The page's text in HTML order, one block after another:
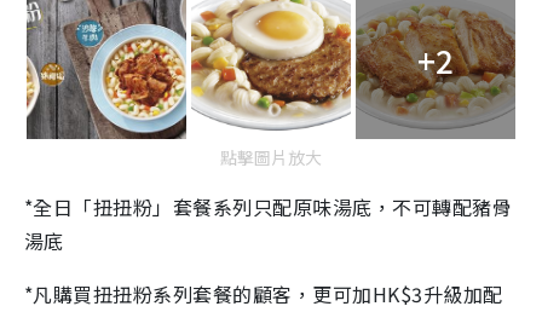
+2
點擊圖片放大
*全日「扭扭粉」套餐系列只配原味湯底，不可轉配豬骨
湯底
*凡購買扭扭粉系列套餐的顧客，更可加HK$3升級加配